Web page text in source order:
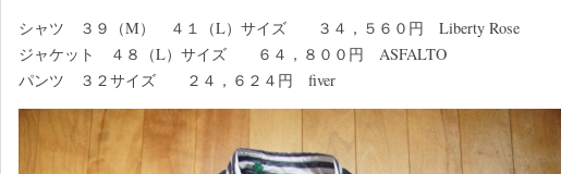
シャツ ３９（M） ４１（L）サイズ ３４，５６０円 Liberty Rose
ジャケット ４８（L）サイズ ６４，８００円 ASFALTO
パンツ ３２サイズ ２４，６２４円 fiver